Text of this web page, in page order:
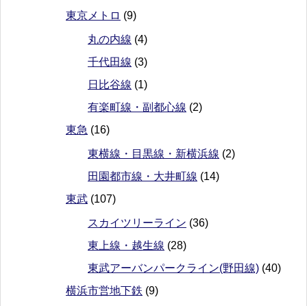
東京メトロ (9)
丸の内線 (4)
千代田線 (3)
日比谷線 (1)
有楽町線・副都心線 (2)
東急 (16)
東横線・目黒線・新横浜線 (2)
田園都市線・大井町線 (14)
東武 (107)
スカイツリーライン (36)
東上線・越生線 (28)
東武アーバンパークライン(野田線) (40)
横浜市営地下鉄 (9)